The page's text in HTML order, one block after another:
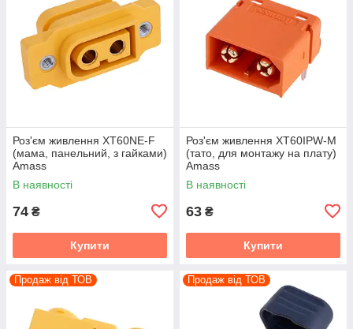
Роз'єм живлення XT60NE-F
(мама, панельний, з гайками)
Amass
В наявності
74 ₴
Купити
Роз'єм живлення XT60IPW-M
(тато, для монтажу на плату)
Amass
В наявності
63 ₴
Купити
Продаж від ТОВ Продаж від ТОВ